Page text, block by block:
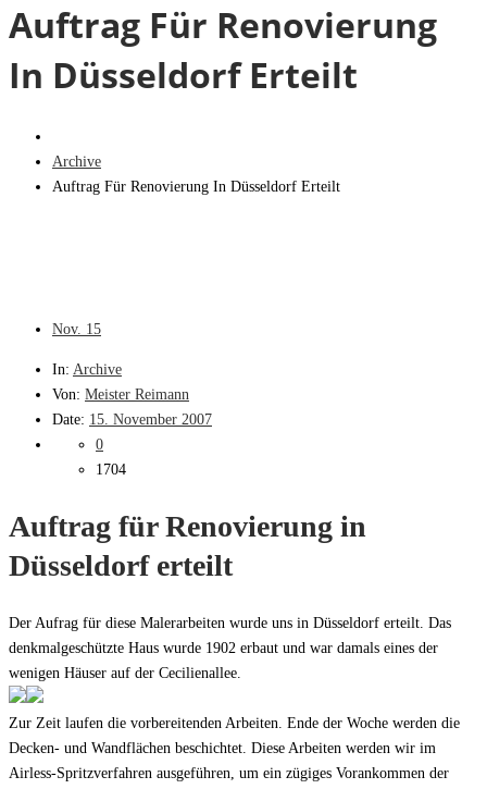
Auftrag Für Renovierung
In Düsseldorf Erteilt
Archive
Auftrag Für Renovierung In Düsseldorf Erteilt
Nov. 15
In: Archive
Von: Meister Reimann
Date: 15. November 2007
0
1704
Auftrag für Renovierung in
Düsseldorf erteilt
Der Aufrag für diese Malerarbeiten wurde uns in Düsseldorf erteilt. Das
denkmalgeschützte Haus wurde 1902 erbaut und war damals eines der
wenigen Häuser auf der Cecilienallee.
Zur Zeit laufen die vorbereitenden Arbeiten. Ende der Woche werden die
Decken- und Wandflächen beschichtet. Diese Arbeiten werden wir im
Airless-Spritzverfahren ausgeführen, um ein zügiges Vorankommen der